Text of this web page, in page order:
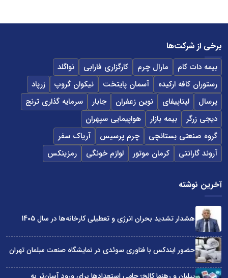
برخی از شرکت‌ها
بیمه دات کام مارال چرم کارگزاری فارابی
نواگلد
رستوران کافه ارکیده
آسمان پایتخت نیکوان گروپ
زرپاد
پرسال
لپتاپیفای نوین زعفران جابار
سرمایه گذاری ترنج
دیجی زرگر
بیمه بازار
هواپیمایی سپهران
گروه صنعتی بستانچی
چرم پرسیس
آریاک سفر
آروند گارانتی
کرمان موتور لوازم خونگی رمزینکس
آخرین نوشته
هشدار تشدید بحران انرژی و تعطیلی کارخانه‌ها در سال 1405
حضور ایندکس با فناوری سوئدی در نمایشگاه صنعت مبلمان تهران
پیلبان و رهنما کالج؛ حامی استعدادها برای ورود آسان‌تر به